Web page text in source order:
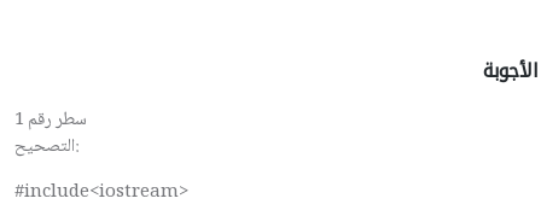
الأجوبة
سطر رقم 1
التصحيح:
#include<iostream>